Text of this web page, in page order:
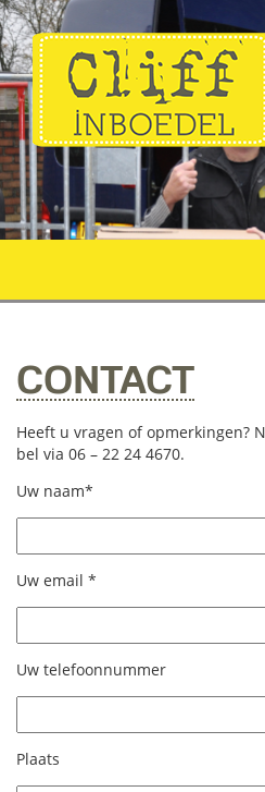
CONTACT
Heeft u vragen of opmerkingen?
bel via 06 – 22 24 4670.
Uw naam*
Uw email *
Uw telefoonnummer
Plaats